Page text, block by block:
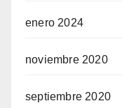
enero 2024
noviembre 2020
septiembre 2020